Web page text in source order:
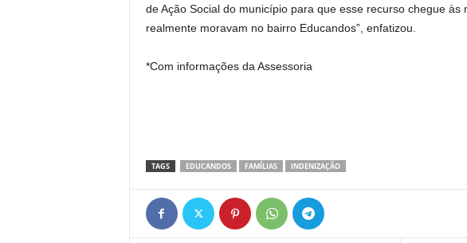
de Ação Social do município para que esse recurso chegue às
realmente moravam no bairro Educandos”, enfatizou.
*Com informações da Assessoria
TAGS EDUCANDOS FAMÍLIAS INDENIZAÇÃO